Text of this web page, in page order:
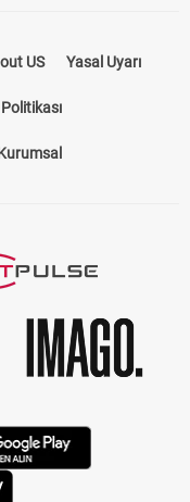
US Yasal Uyarı